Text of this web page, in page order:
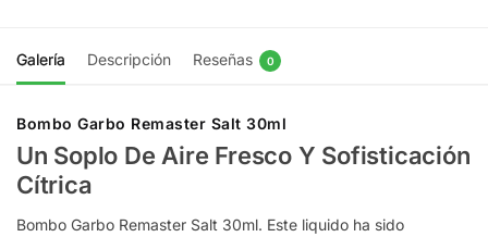
Galería Descripción Reseñas 0
Bombo Garbo Remaster Salt 30ml
Un Soplo De Aire Fresco Y Sofisticación
Cítrica
Bombo Garbo Remaster Salt 30ml. Este liquido ha sido